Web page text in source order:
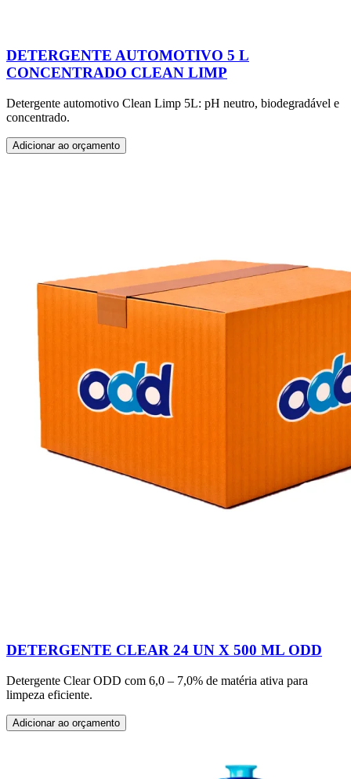
DETERGENTE AUTOMOTIVO 5 L
CONCENTRADO CLEAN LIMP
Detergente automotivo Clean Limp 5L: pH neutro, biodegradável e
concentrado.
Adicionar ao orçamento
DETERGENTE CLEAR 24 UN X 500 ML ODD
Detergente Clear ODD com 6,0 – 7,0% de matéria ativa para
limpeza eficiente.
Adicionar ao orçamento